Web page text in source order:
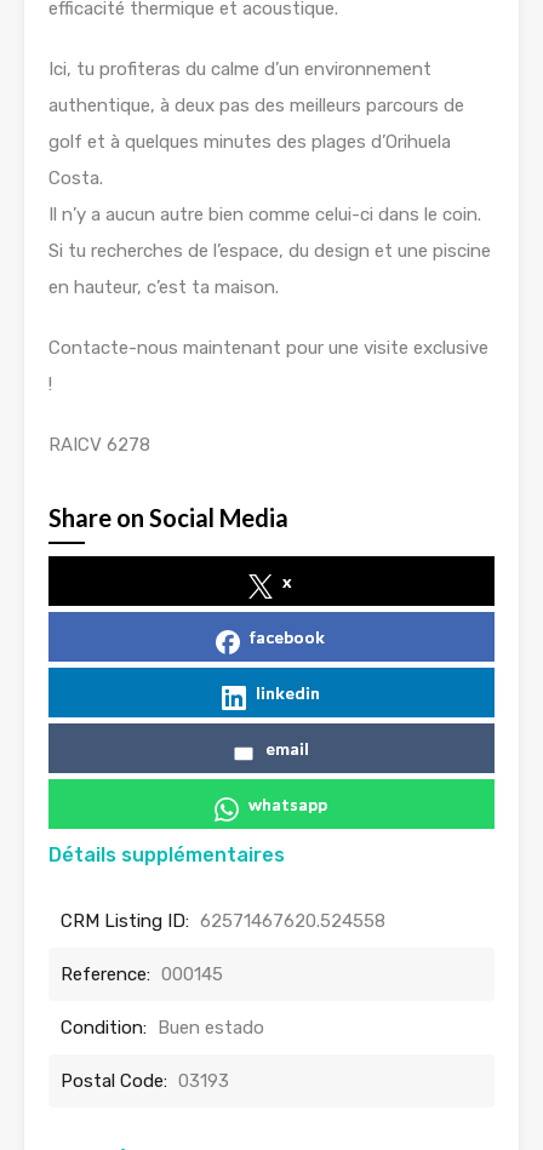
efficacité thermique et acoustique.
Ici, tu profiteras du calme d’un environnement
authentique, à deux pas des meilleurs parcours de
golf et à quelques minutes des plages d’Orihuela
Costa.
Il n’y a aucun autre bien comme celui-ci dans le coin.
Si tu recherches de l’espace, du design et une piscine
en hauteur, c’est ta maison.
Contacte-nous maintenant pour une visite exclusive
!
RAICV 6278
Share on Social Media
x
facebook
linkedin
email
whatsapp
Détails supplémentaires
CRM Listing ID: 62571467620.524558
Reference: 000145
Condition: Buen estado
Postal Code: 03193